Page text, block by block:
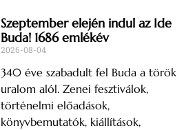
Szeptember elején indul az Ide
Buda! 1686 emlékév
2026-08-04
340 éve szabadult fel Buda a török
uralom alól. Zenei fesztiválok,
történelmi előadások,
könyvbemutatók, kiállítások,